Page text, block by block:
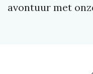
avontuur met